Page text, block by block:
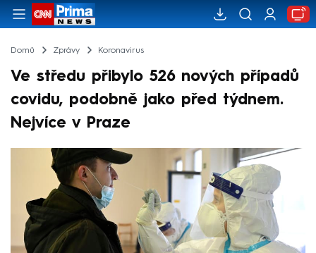
Domů Zprávy Koronavirus
Ve středu přibylo 526 nových případů
covidu, podobně jako před týdnem.
Nejvíce v Praze